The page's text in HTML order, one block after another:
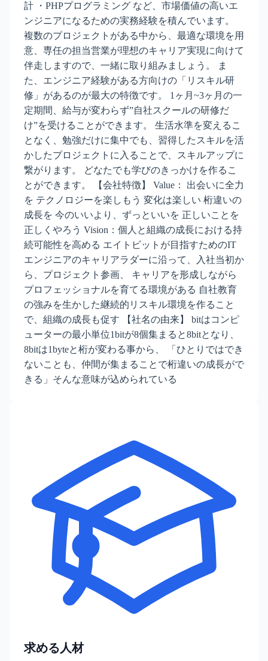
計 ・PHPプログラミング など、市場価値の高いエ
ンジニアになるための実務経験を積んでいます。
複数のプロジェクトがある中から、最適な環境を用
意、専任の担当営業が理想のキャリア実現に向けて
伴走しますので、一緒に取り組みましょう。 ま
た、エンジニア経験がある方向けの「リスキル研
修」があるのが最大の特徴です。 1ヶ月~3ヶ月の一
定期間、給与が変わらず”自社スクールの研修だ
け”を受けることができます。 生活水準を変えるこ
となく、勉強だけに集中でも、習得したスキルを活
かしたプロジェクトに入ることで、スキルアップに
繋がります。 どなたでも学びのきっかけを作るこ
とができます。 【会社特徴】 Value： 出会いに全力
を テクノロジーを楽しもう 変化は楽しい 桁違いの
成長を 今のいいより、ずっといいを 正しいことを
正しくやろう Vision：個人と組織の成長における持
続可能性を高める エイトビットが目指すためのIT
エンジニアのキャリアラダーに沿って、入社当初か
ら、プロジェクト参画、 キャリアを形成しながら
プロフェッショナルを育てる環境がある 自社教育
の強みを生かした継続的リスキル環境を作ること
で、組織の成長も促す 【社名の由来】 bitはコンピ
ューターの最小単位1bitが8個集まると8bitとなり、
8bitは1byteと桁が変わる事から、 「ひとりではでき
ないことも、仲間が集まることで桁違いの成長がで
きる」そんな意味が込められている
求める人材